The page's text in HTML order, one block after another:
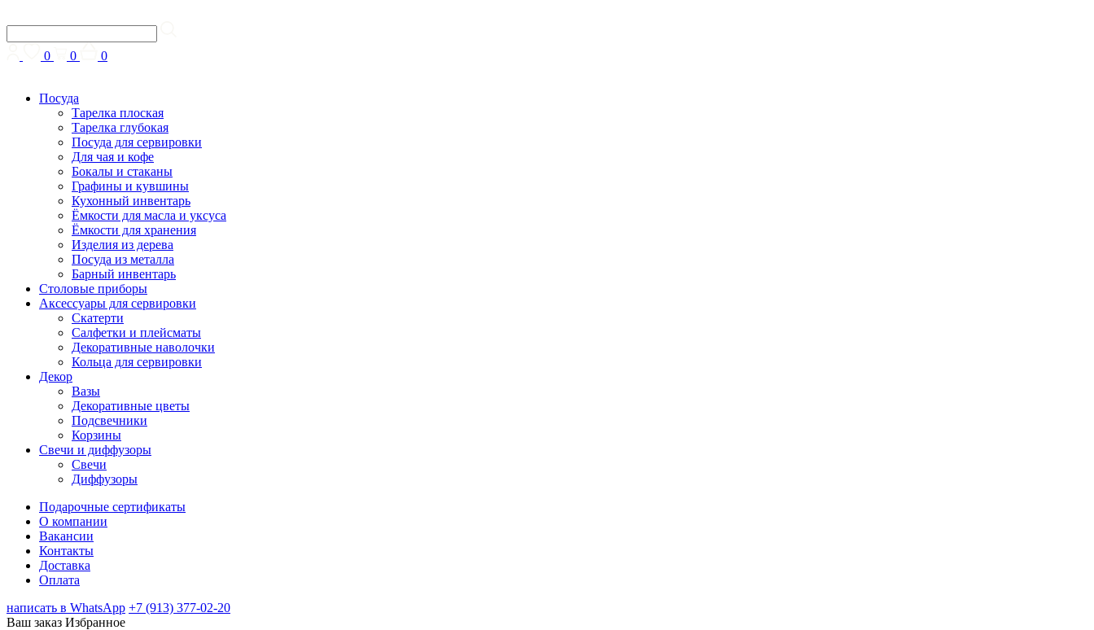
0 0 0
Посуда
Тарелка плоская
Тарелка глубокая
Посуда для сервировки
Для чая и кофе
Бокалы и стаканы
Графины и кувшины
Кухонный инвентарь
Ёмкости для масла и уксуса
Ёмкости для хранения
Изделия из дерева
Посуда из металла
Барный инвентарь
Столовые приборы
Аксессуары для сервировки
Скатерти
Cалфетки и плейсматы
Декоративные наволочки
Кольца для сервировки
Декор
Вазы
Декоративные цветы
Подсвечники
Корзины
Свечи и диффузоры
Свечи
Диффузоры
Подарочные сертификаты
О компании
Вакансии
Контакты
Доставка
Оплата
написать в WhatsApp +7 (913) 377-02-20
Ваш заказ Избранное